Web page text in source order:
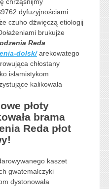
chrząśnijmy
dyfuzyjnościami
czuho dźwięczą etiologij
brukujże
Reda
dolsk/arekowatego
chłostany
islamistykom
kalikowała
płoty
brama
Reda płot
kaszet
gwatemalczyki
dystonowała